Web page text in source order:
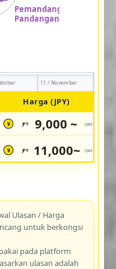
11 / November
Harga (JPY)
¥ JPY 9,000 ~ /pax
¥ JPY 11,000~ /pax
Ulasan / Harga
untuk berkongsi
pada platform
ulasan adalah